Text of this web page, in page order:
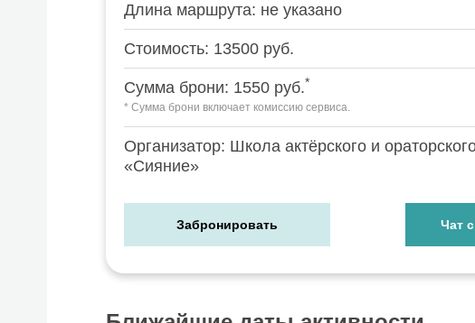
Длина маршрута: не указано
Стоимость: 13500 руб.
Сумма брони: 1550 руб.*
* Сумма брони включает комиссию сервиса.
Организатор: Школа актёрского и
«Сияние»
Забронировать Чат